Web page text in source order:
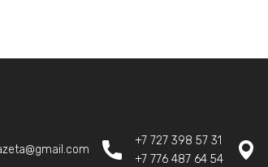
+7 727 398 57 31
+7 776 487 64 54